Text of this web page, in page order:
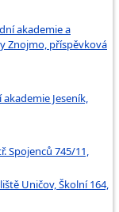
akademie a
Znojmo, příspěvková
Jeseník,
Spojenců 745/11,
Uničov, Školní 164,